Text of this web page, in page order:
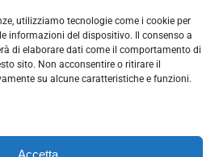
utilizziamo tecnologie come i cookie per
informazioni del dispositivo. Il consenso a
di elaborare dati come il comportamento di
sito. Non acconsentire o ritirare il
su alcune caratteristiche e funzioni.
Accetta
dei Dati Personali (DPO), figura specializzata che vigila sulle modalità
Società per tutelare i Suoi dati personali.
contattare il DPO può scrivere a